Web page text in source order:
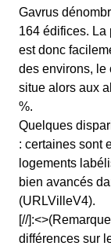
Gavrus
164 édifices. La
est donc
des environs, le
situe alors aux
%.
Quelques
: certaines sont
logements
bien avancés
(URLVilleV4).
[//
différences sur